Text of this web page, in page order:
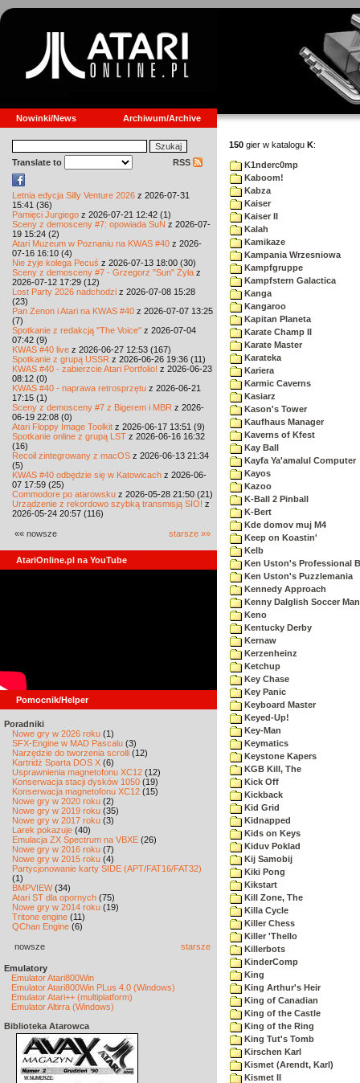
Nowinki/News Archiwum/Archive
Translate to RSS
Letnia edycja Silly Venture 2026 z 2026-07-31
15:41 (36)
Pamięci Jurgiego z 2026-07-21 12:42 (1)
Sceny z demosceny #7: opowiada SuN z 2026-07-
19 15:24 (2)
Atari Muzeum w Poznaniu na KWAS #40 z 2026-
07-16 16:10 (4)
Nie żyje kolega Pecuś z 2026-07-13 18:00 (30)
Sceny z demosceny #7 - Grzegorz "Sun" Żyła z
2026-07-12 17:29 (12)
Lost Party 2026 nadchodzi z 2026-07-08 15:28
(23)
Pan Zenon i Atari na KWAS #40 z 2026-07-07 13:25
(7)
Spotkanie z redakcją "The Voice" z 2026-07-04
07:42 (9)
KWAS #40 live z 2026-06-27 12:53 (167)
Spotkanie z grupą USSR z 2026-06-26 19:36 (11)
KWAS #40 - zabierzcie Atari Portfolio! z 2026-06-23
08:12 (0)
KWAS #40 - naprawa retrosprzętu z 2026-06-21
17:15 (1)
Sceny z demosceny #7 z Bigerem i MBR z 2026-
06-19 22:08 (0)
Atari Floppy Image Toolkit z 2026-06-17 13:51 (9)
Spotkanie online z grupą LST z 2026-06-16 16:32
(16)
Recoil zintegrowany z macOS z 2026-06-13 21:34
(5)
KWAS #40 odbędzie się w Katowicach z 2026-06-
07 17:59 (25)
Commodore po atarowsku z 2026-05-28 21:50 (21)
Urządzenie z rekordowo szybką transmisją SIO! z
2026-05-24 20:57 (116)
«« nowsze starsze »»
AtariOnline.pl na YouTube
Pomocnik/Helper
Poradniki
Nowe gry w 2026 roku (1)
SFX-Engine w MAD Pascalu (3)
Narzędzie do tworzenia scrolli (12)
Kartridż Sparta DOS X (6)
Usprawnienia magnetofonu XC12 (12)
Konserwacja stacji dysków 1050 (19)
Konserwacja magnetofonu XC12 (15)
Nowe gry w 2020 roku (2)
Nowe gry w 2019 roku (35)
Nowe gry w 2017 roku (3)
Larek pokazuje (40)
Emulacja ZX Spectrum na VBXE (26)
Nowe gry w 2016 roku (7)
Nowe gry w 2015 roku (4)
Partycjonowanie karty SIDE (APT/FAT16/FAT32)
(1)
BMPVIEW(34)
Atari ST dla opornych (75)
Nowe gry w 2014 roku (19)
Tritone engine (11)
QChan Engine (6)
nowsze starsze
Emulatory
Emulator Atari800Win
Emulator Atari800Win PLus 4.0 (Windows)
Emulator Atari++ (multiplatform)
Emulator Altirra (Windows)
Biblioteka Atarowca
150 gier w katalogu K:
K1nderc0mp
Kaboom!
Kabza
Kaiser
Kaiser II
Kalah
Kamikaze
Kampania Wrzesniowa
Kampfgruppe
Kampfstern Galactica
Kanga
Kangaroo
Kapitan Planeta
Karate Champ II
Karate Master
Karateka
Kariera
Karmic Caverns
Kasiarz
Kason's Tower
Kaufhaus Manager
Kaverns of Kfest
Kay Ball
Kayfa Ya'amalul Computer
Kayos
Kazoo
K-Ball 2 Pinball
K-Bert
Kde domov muj M4
Keep on Koastin'
Kelb
Ken Uston's Professional
Ken Uston's Puzzlemania
Kennedy Approach
Kenny Dalglish Soccer
Keno
Kentucky Derby
Kernaw
Kerzenheinz
Ketchup
Key Chase
Key Panic
Keyboard Master
Keyed-Up!
Key-Man
Keymatics
Keystone Kapers
KGB Kill, The
Kick Off
Kickback
Kid Grid
Kidnapped
Kids on Keys
Kiduv Poklad
Kij Samobij
Kiki Pong
Kikstart
Kill Zone, The
Killa Cycle
Killer Chess
Killer 'Thello
Killerbots
KinderComp
King
King Arthur's Heir
King of Canadian
King of the Castle
King of the Ring
King Tut's Tomb
Kirschen Karl
Kismet (Arendt, Karl)
Kismet II